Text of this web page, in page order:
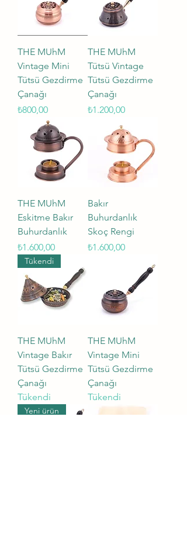
THE MUhM
Vintage Mini
Tütsü Gezdirme
Çanağı
Fiyat
₺800,00
THE MUhM
Tütsü Vintage
Tütsü Gezdirme
Çanağı
Fiyat
₺1.200,00
THE MUhM
Eskitme Bakır
Buhurdanlık
Fiyat
₺1.600,00
Bakır
Buhurdanlık
Skoç Rengi
Fiyat
₺1.600,00
Tükendi
THE MUhM
Vintage Bakır
Tütsü Gezdirme
Çanağı
Tükendi
THE MUhM
Vintage Mini
Tütsü Gezdirme
Çanağı
Tükendi
Yeni ürün